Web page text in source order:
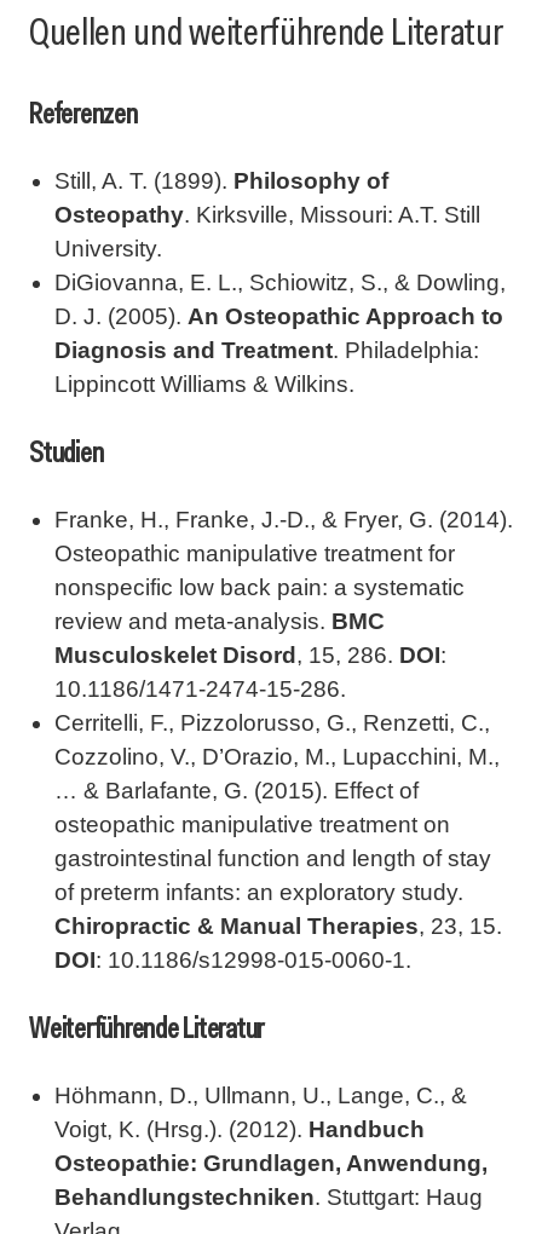
Quellen und weiterführende Literatur
Referenzen
Still, A. T. (1899). Philosophy of
Osteopathy. Kirksville, Missouri: A.T. Still
University.
DiGiovanna, E. L., Schiowitz, S., & Dowling,
D. J. (2005). An Osteopathic Approach to
Diagnosis and Treatment. Philadelphia:
Lippincott Williams & Wilkins.
Studien
Franke, H., Franke, J.-D., & Fryer, G. (2014).
Osteopathic manipulative treatment for
nonspecific low back pain: a systematic
review and meta-analysis. BMC
Musculoskelet Disord , 15, 286. DOI:
10.1186/1471-2474-15-286.
Cerritelli, F., Pizzolorusso, G., Renzetti, C.,
Cozzolino, V., D’Orazio, M., Lupacchini, M.,
… & Barlafante, G. (2015). Effect of
osteopathic manipulative treatment on
gastrointestinal function and length of stay
of preterm infants: an exploratory study.
Chiropractic & Manual Therapies, 23, 15.
DOI: 10.1186/s12998-015-0060-1.
Weiterführende Literatur
Höhmann, D., Ullmann, U., Lange, C., &
Voigt, K. (Hrsg.). (2012). Handbuch
Osteopathie: Grundlagen, Anwendung,
Behandlungstechniken. Stuttgart: Haug